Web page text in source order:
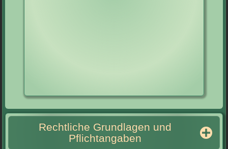
Rechtliche Grundlagen und
Pflichtangaben